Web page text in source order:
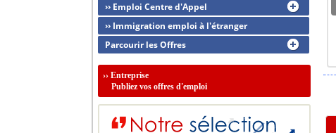
›› Emploi Centre d'Appel
›› Immigration emploi à l'étranger
Parcourir les Offres
›› Entreprise
Publiez vos offres d'emploi